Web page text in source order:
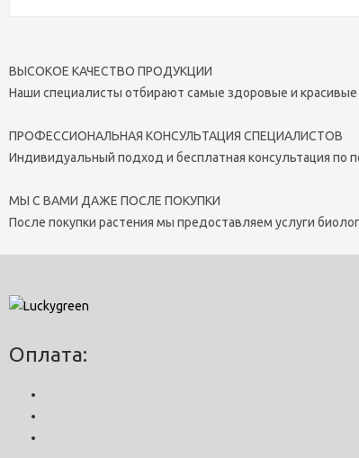
ВЫСОКОЕ КАЧЕСТВО ПРОДУКЦИИ
Наши специалисты отбирают самые здоровые и красивые
ПРОФЕССИОНАЛЬНАЯ КОНСУЛЬТАЦИЯ СПЕЦИАЛИСТОВ
Индивидуальный подход и бесплатная консультация по
МЫ С ВАМИ ДАЖЕ ПОСЛЕ ПОКУПКИ
После покупки растения мы предоставляем услуги
Оплата: